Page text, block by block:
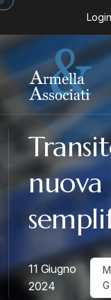
Login
nuova
11 Giugno
2024